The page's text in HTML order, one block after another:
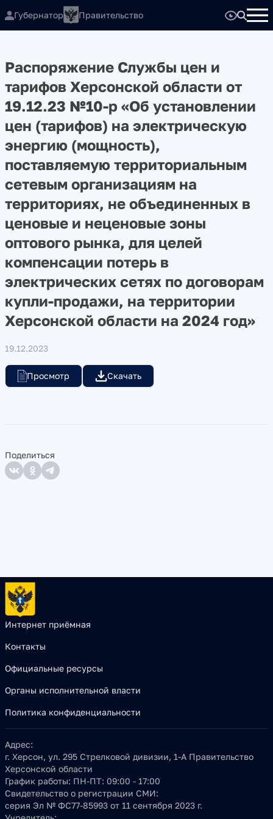
Губернатор Правительство
Распоряжение Службы цен и
тарифов Херсонской области от
19.12.23 №10-р «Об установлении
цен (тарифов) на электрическую
энергию (мощность),
поставляемую территориальным
сетевым организациям на
территориях, не объединенных в
ценовые и неценовые зоны
оптового рынка, для целей
компенсации потерь в
электрических сетях по договорам
купли-продажи, на территории
Херсонской области на 2024 год»
19.12.2023
Просмотр Скачать
Поделиться
Интернет приёмная
Контакты
Официальные ресурсы
Органы исполнительной власти
Политика конфиденциальности
Адрес:
г. Херсон, ул. 295 Стрелковой дивизии, 1-А Правительство
Херсонской области
График работы: ПН-ПТ: 09:00 - 17:00
Свидетельство о регистрации СМИ:
серия Эл № ФС77-85993 от 11 сентября 2023 г.